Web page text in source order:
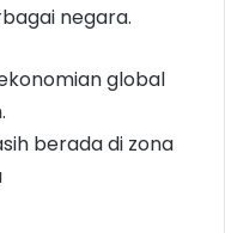
negara.
global
berada di zona